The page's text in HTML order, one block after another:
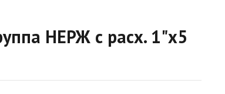
НЕРЖ с расх. 1"х5